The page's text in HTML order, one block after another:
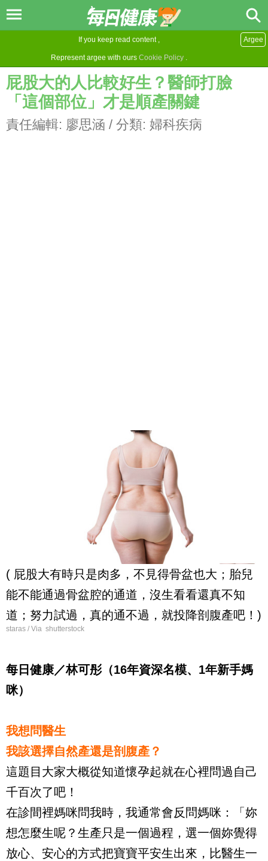
If you keep read content ,
Represent argee with ours Cookie Policy .
Argee
屁股大的人比較好生？醫師打臉
「這個部位」才是順產關鍵
責任編輯: 廖思涵 / 分類: 婦科疾病
( 屁股大有時只是肉多，不見得骨盆也大；胎兒
能不能通過骨盆腔的通道，沒生看看還真不知
道；努力試過，真的通不過，就投降剖腹產吧！)
staras / Via shutterstock
每日健康／林可彤（16年資深名模、1年新手媽
咪）
我想問醫生
我該選擇自然產還是剖腹產？
這題目大家大概從知道懷孕起就在心裡問過自己
千百次了吧！
在診間裡媽咪問我時，我通常會反問媽咪：「妳
想怎麼生呢？生產只是一個過程，選一個妳覺得
放心、安心的方式把寶寶平安生出來，比醫生一